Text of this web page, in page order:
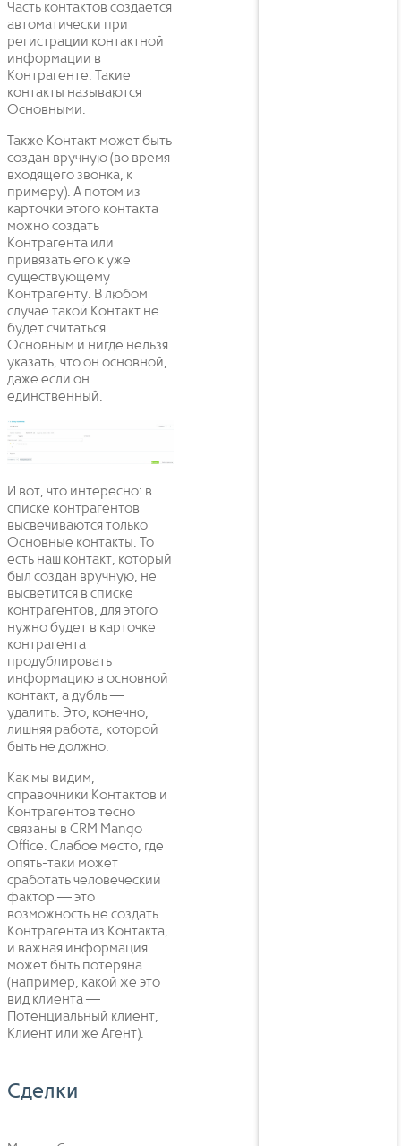
Часть контактов создается
автоматически при
регистрации контактной
информации в
Контрагенте. Такие
контакты называются
Основными.
Также Контакт может быть
создан вручную (во время
входящего звонка, к
примеру). А потом из
карточки этого контакта
можно создать
Контрагента или
привязать его к уже
существующему
Контрагенту. В любом
случае такой Контакт не
будет считаться
Основным и нигде нельзя
указать, что он основной,
даже если он
единственный.
И вот, что интересно: в
списке контрагентов
высвечиваются только
Основные контакты. То
есть наш контакт, который
был создан вручную, не
высветится в списке
контрагентов, для этого
нужно будет в карточке
контрагента
продублировать
информацию в основной
контакт, а дубль —
удалить. Это, конечно,
лишняя работа, которой
быть не должно.
Как мы видим,
справочники Контактов и
Контрагентов тесно
связаны в CRM Mango
Office. Слабое место, где
опять-таки может
сработать человеческий
фактор — это
возможность не создать
Контрагента из Контакта,
и важная информация
может быть потеряна
(например, какой же это
вид клиента —
Потенциальный клиент,
Клиент или же Агент).
Сделки